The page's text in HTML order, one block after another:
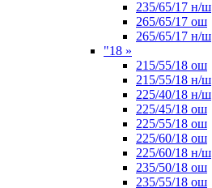
235/65/17 н/ш
265/65/17 ош
265/65/17 н/ш
"18 »
215/55/18 ош
215/55/18 н/ш
225/40/18 н/ш
225/45/18 ош
225/55/18 ош
225/60/18 ош
225/60/18 н/ш
235/50/18 ош
235/55/18 ош